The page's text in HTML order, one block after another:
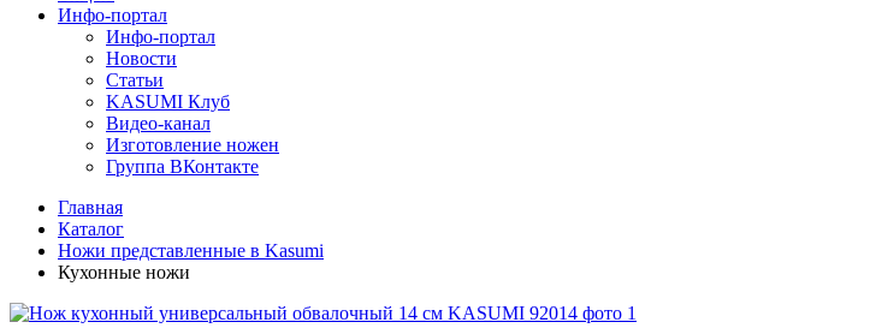
Инфо-портал
Инфо-портал
Новости
Статьи
KASUMI Клуб
Видео-канал
Изготовление ножен
Группа ВКонтакте
Главная
Каталог
Ножи представленные в Kasumi
Кухонные ножи